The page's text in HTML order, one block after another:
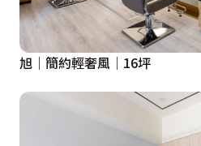
旭│簡約輕奢風│16坪